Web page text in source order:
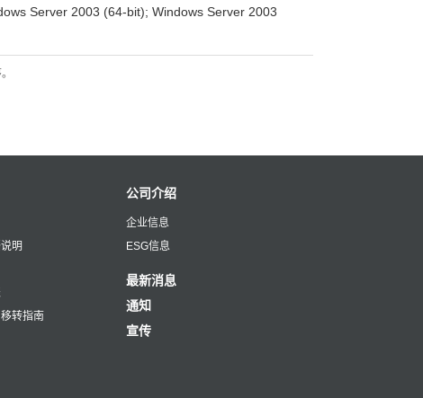
Server 2003 (64-bit); Windows Server 2003
明
转指南
公司介绍
企业信息
ESG信息
最新消息
通知
宣传